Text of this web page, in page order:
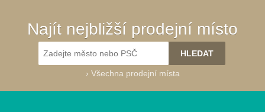
Najít nejbližší prodejní místo
› Všechna prodejní místa